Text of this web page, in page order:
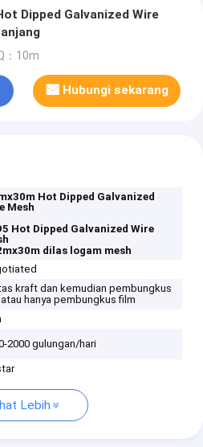
Dipped Galvanized Wire
：10m
Hubungi sekarang
Hot Dipped Galvanized
Mesh
Hot Dipped Galvanized Wire
dilas logam mesh
kraft dan kemudian pembungkus
hanya pembungkus film
2000 gulungan/hari
Lebih